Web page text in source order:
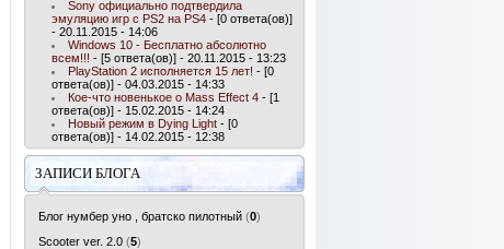
Sony официально подтвердила
эмуляцию игр с PS2 на PS4 - [0 ответа(ов)]
- 20.11.2015 - 14:06
Windows 10 - Бесплатно абсолютно
всем!!! - [5 ответа(ов)] - 20.11.2015 - 13:23
PlayStation 2 исполняется 15 лет! - [0
ответа(ов)] - 04.03.2015 - 14:33
Кое-что новенькое о Mass Effect 4 - [1
ответа(ов)] - 15.02.2015 - 14:24
Новый режим в Dying Light - [0
ответа(ов)] - 14.02.2015 - 12:38
ЗАПИСИ БЛОГА
Блог нумбер уно , братско пилотный (0)
Scooter ver. 2.0 (5)